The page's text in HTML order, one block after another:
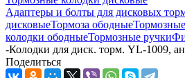
Адаптеры и болты для дисковых
дисковыеТормоза ободные
колодки ободныеТормозные ручки
-Колодки для диск. торм. YL-1009,
Поделиться